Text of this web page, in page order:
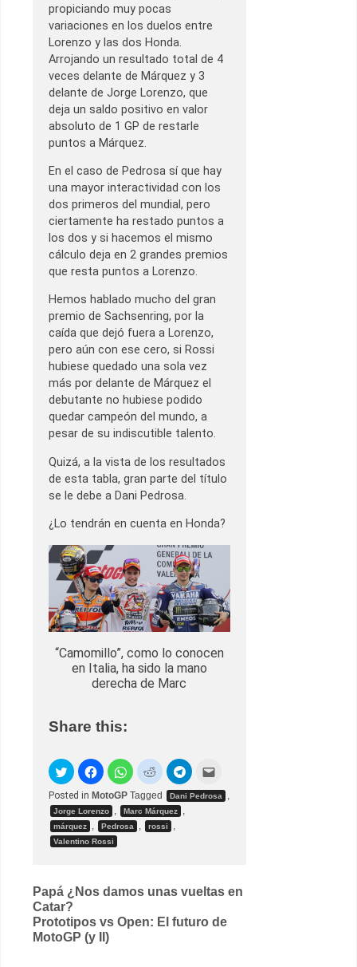
propiciando muy pocas
variaciones en los duelos entre
Lorenzo y las dos Honda.
Arrojando un resultado total de 4
veces delante de Márquez y 3
delante de Jorge Lorenzo, que
deja un saldo positivo en valor
absoluto de 1 GP de restarle
puntos a Márquez.
En el caso de Pedrosa sí que hay
una mayor interactividad con los
dos primeros del mundial, pero
ciertamente ha restado puntos a
los dos y si hacemos el mismo
cálculo deja en 2 grandes premios
que resta puntos a Lorenzo.
Hemos hablado mucho del gran
premio de Sachsenring, por la
caída que dejó fuera a Lorenzo,
pero aún con ese cero, si Rossi
hubiese quedado una sola vez
más por delante de Márquez el
debutante no hubiese podido
quedar campeón del mundo, a
pesar de su indiscutible talento.
Quizá, a la vista de los resultados
de esta tabla, gran parte del título
se le debe a Dani Pedrosa.
¿Lo tendrán en cuenta en Honda?
“Camomillo”, como lo conocen
en Italia, ha sido la mano
derecha de Marc
Share this:
Posted in MotoGP Tagged Dani Pedrosa ,
Jorge Lorenzo , Marc Márquez ,
márquez , Pedrosa , rossi ,
Valentino Rossi
Post
navigation
Papá ¿Nos damos unas vueltas en
Catar?
Prototipos vs Open: El futuro de
MotoGP (y II)